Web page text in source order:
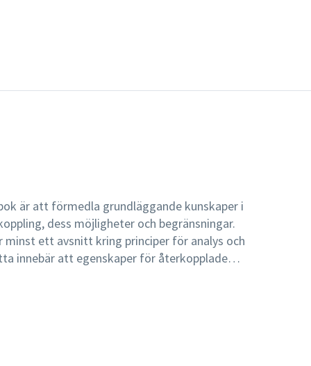
är att förmedla grundläggande kunskaper i
dess möjligheter och begränsningar.
minst ett avsnitt kring principer för analys och
av processtörningar och snabb följning